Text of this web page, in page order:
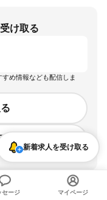
け取る
すめ情報なども配信しま
る
新着求人を受け取る
セージ マイページ